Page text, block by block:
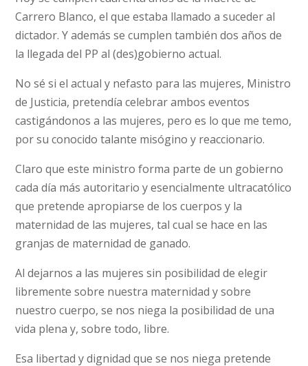
Carrero Blanco, el que estaba llamado a suceder al
dictador. Y además se cumplen también dos años de
la llegada del PP al (des)gobierno actual.
No sé si el actual y nefasto para las mujeres, Ministro
de Justicia, pretendía celebrar ambos eventos
castigándonos a las mujeres, pero es lo que me temo,
por su conocido talante misógino y reaccionario.
Claro que este ministro forma parte de un gobierno
cada día más autoritario y esencialmente ultracatólico
que pretende apropiarse de los cuerpos y la
maternidad de las mujeres, tal cual se hace en las
granjas de maternidad de ganado.
Al dejarnos a las mujeres sin posibilidad de elegir
libremente sobre nuestra maternidad y sobre
nuestro cuerpo, se nos niega la posibilidad de una
vida plena y, sobre todo, libre.
Esa libertad y dignidad que se nos niega pretende